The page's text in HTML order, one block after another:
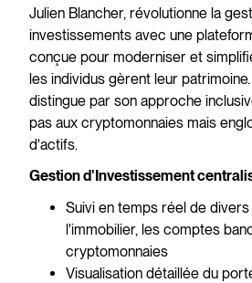
Julien Blancher, révolutionne la
investissements avec une
conçue pour moderniser et
les individus gèrent leur
distingue par son approche
pas aux cryptomonnaies mais
d'actifs.
Gestion d'Investissement
Suivi en temps réel de
l'immobilier, les comptes
cryptomonnaies
Visualisation détaillée du